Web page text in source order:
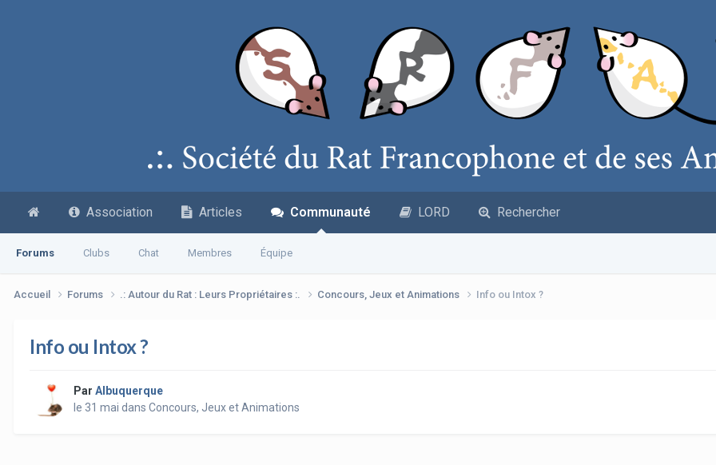
Association Articles Communauté
Forums Clubs Chat Membres Équipe
LORD Rechercher
Accueil Forums .: Autour du Rat : Leurs Propriétaires :. Concours, Jeux et Animations Info ou Intox ?
Info ou Intox ?
Par Albuquerque
le 31 mai dans Concours, Jeux et Animations